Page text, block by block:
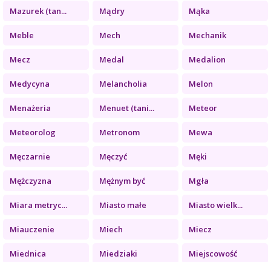
Mazurek (tan... Mądry Mąka
Meble Mech Mechanik
Mecz Medal Medalion
Medycyna Melancholia Melon
Menażeria Menuet (tani... Meteor
Meteorolog Metronom Mewa
Męczarnie Męczyć Męki
Mężczyzna Mężnym być Mgła
Miara metryc... Miasto małe Miasto wielk...
Miauczenie Miech Miecz
Miednica Miedziaki Miejscowość